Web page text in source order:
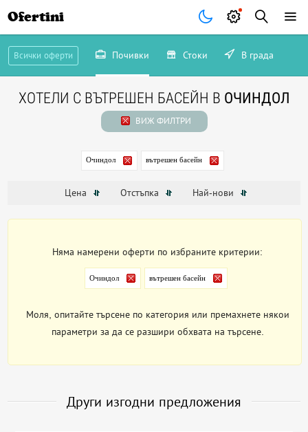
Ofertini
Всички оферти Почивки Стоки В града
ХОТЕЛИ С ВЪТРЕШЕН БАСЕЙН В ОЧИНДОЛ
ВИЖ ФИЛТРИ
Очиндол вътрешен басейн
Цена Отстъпка Най-нови
Няма намерени оферти по избраните критерии:
Очиндол вътрешен басейн
Моля, опитайте търсене по категория или премахнете някои
параметри за да се разшири обхвата на търсене.
Други изгодни предложения